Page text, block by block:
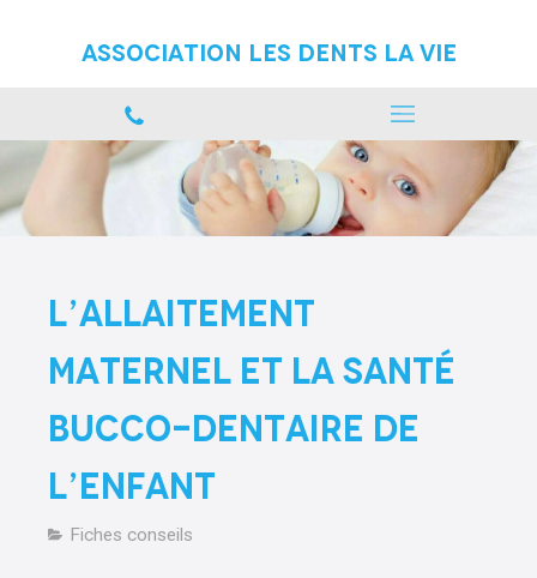
Association Les Dents La vie
L’allaitement
maternel et la santé
bucco-dentaire de
l’enfant
Fiches conseils